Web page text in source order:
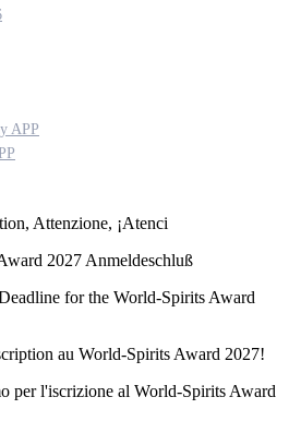
Attenzione, ¡Atenci
2027 Anmeldeschluß
for the World-Spirits Award
au World-Spirits Award 2027!
per l'iscrizione al World-Spirits Award